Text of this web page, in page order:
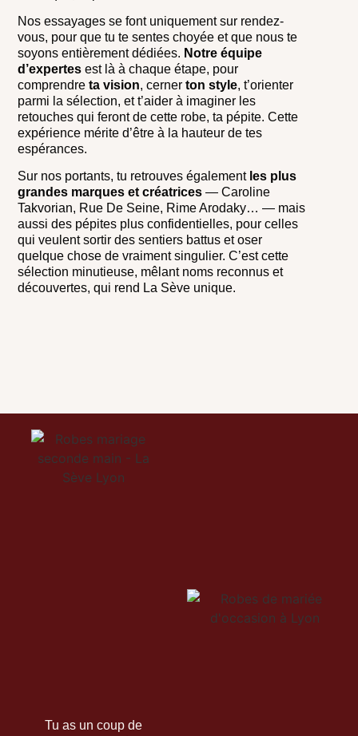
Nos essayages se font uniquement sur rendez-
vous, pour que tu te sentes choyée et que nous te
soyons entièrement dédiées. Notre équipe
d’expertes est là à chaque étape, pour
comprendreta vision, cernerton style, t’orienter
parmi la sélection, et t’aider à imaginer les
retouches qui feront de cette robe, ta pépite. Cette
expérience mérite d’être à la hauteur de tes
espérances.
Sur nos portants, tu retrouves également les plus
grandes marques et créatrices — Caroline
Takvorian, Rue De Seine, Rime Arodaky… — mais
aussi des pépites plus confidentielles, pour celles
qui veulent sortir des sentiers battus et oser
quelque chose de vraiment singulier. C’est cette
sélection minutieuse, mêlant noms reconnus et
découvertes, qui rend La Sève unique.
Tu as un coup de